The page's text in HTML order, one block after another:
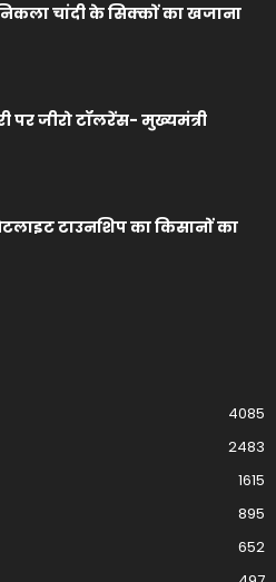
निकला चांदी के सिक्कों का खजाना
पर जीरो टॉलरेंस- मुख्यमंत्री
टाउनशिप का किसानों का
4085
2483
1615
895
652